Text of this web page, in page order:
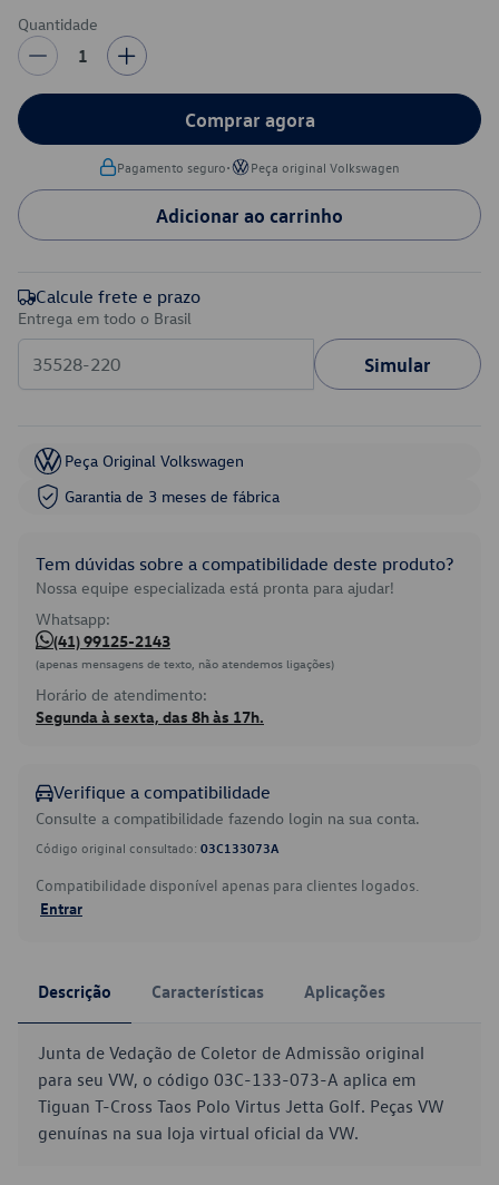
Quantidade
1
Comprar agora
Pagamento seguro• Peça original Volkswagen
Adicionar ao carrinho
Calcule frete e prazo
Entrega em todo o Brasil
Simular
Peça Original Volkswagen
Garantia de 3 meses de fábrica
Tem dúvidas sobre a compatibilidade deste produto?
Nossa equipe especializada está pronta para ajudar!
Whatsapp:
(41) 99125-2143
(apenas mensagens de texto, não atendemos ligações)
Horário de atendimento:
Segunda à sexta, das 8h às 17h.
Verifique a compatibilidade
Consulte a compatibilidade fazendo login na sua conta.
Código original consultado: 03C133073A
Compatibilidade disponível apenas para clientes logados.
Entrar
Descrição Características Aplicações
Junta de Vedação de Coletor de Admissão original
para seu VW, o código 03C-133-073-A aplica em
Tiguan T-Cross Taos Polo Virtus Jetta Golf. Peças VW
genuínas na sua loja virtual oficial da VW.